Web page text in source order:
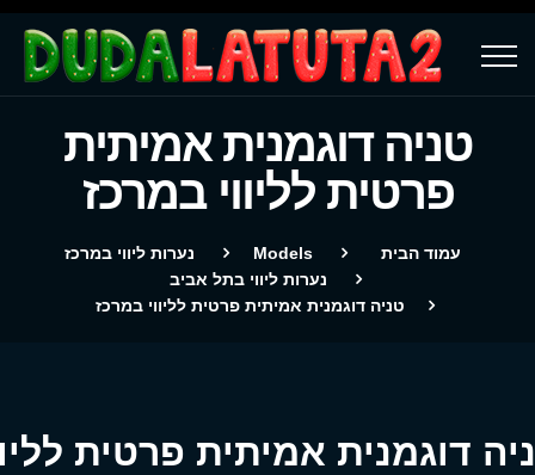
טניה דוגמנית אמיתית
פרטית לליווי במרכז
עמוד הבית Models
נערות ליווי במרכז
נערות ליווי בתל אביב
טניה דוגמנית אמיתית פרטית לליווי במרכז
דוגמנית אמיתית פרטית